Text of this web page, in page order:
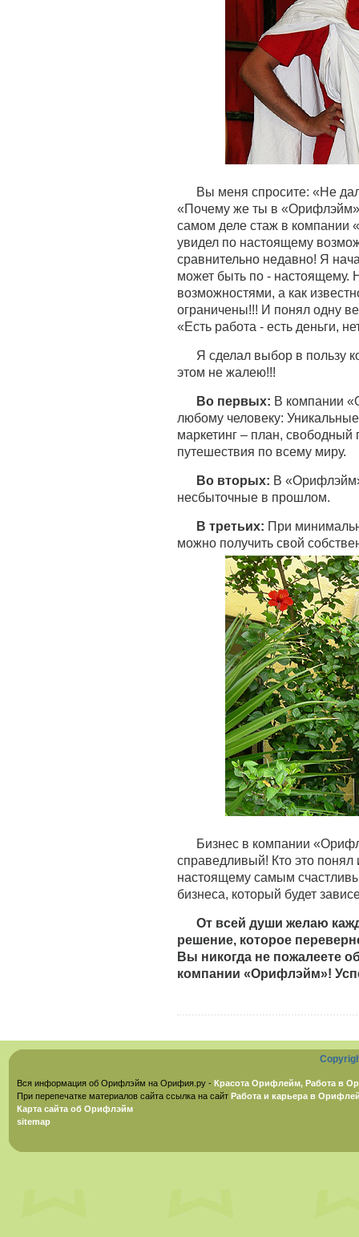
Вы меня спросите: «Не
«Почему же ты в
самом деле стаж в
увидел по настоящему
сравнительно недавно! Я
может быть по - настоящему.
возможностями, а как
ограничены!!! И понял одну
«Есть работа - есть деньги,
Я сделал выбор в пользу
этом не жалею!!!
Во первых: В компании
любому человеку:
маркетинг – план, свободный
путешествия по всему миру.
Во вторых: В
несбыточные в прошлом.
В третьих: При
можно получить свой
Бизнес в компании
справедливый! Кто это понял
настоящему самым
бизнеса, который будет
От всей души желаю
решение, которое
Вы никогда не пожалеете
компании «Орифлэйм»!
Вся информация об Орифлэйм на Орифия.ру - Красота Орифлейм, Работа в
При перепечатке материалов сайта ссылка на сайт Работа и карьера в
Карта сайта об Орифлэйм
sitemap